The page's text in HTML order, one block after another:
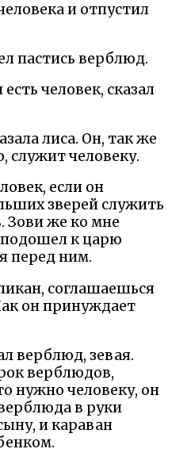
и отпустил
пастись верблюд.
человек, сказал
лиса. Он, так же
служит человеку.
если он
зверей служить
Зови же ко мне
к царю
перед ним.
соглашаешься
он принуждает
верблюд, зевая.
верблюдов,
нужно человеку, он
в руки
и караван